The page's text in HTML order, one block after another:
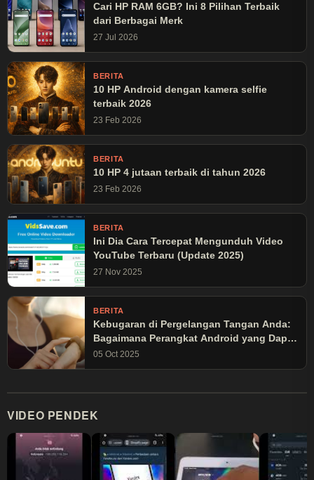
Cari HP RAM 6GB? Ini 8 Pilihan Terbaik
dari Berbagai Merk
27 Jul 2026
BERITA
10 HP Android dengan kamera selfie
terbaik 2026
23 Feb 2026
BERITA
10 HP 4 jutaan terbaik di tahun 2026
23 Feb 2026
BERITA
Ini Dia Cara Tercepat Mengunduh Video
YouTube Terbaru (Update 2025)
27 Nov 2025
BERITA
Kebugaran di Pergelangan Tangan Anda:
Bagaimana Perangkat Android yang Dapat
Dikenakan Mengubah Latihan Olahraga
05 Oct 2025
VIDEO PENDEK